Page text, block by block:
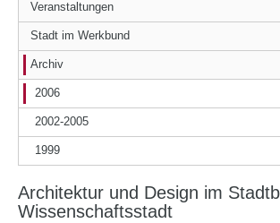
Veranstaltungen
Stadt im Werkbund
Archiv
2006
2002-2005
1999
Architektur und Design im
Wissenschaftsstadt